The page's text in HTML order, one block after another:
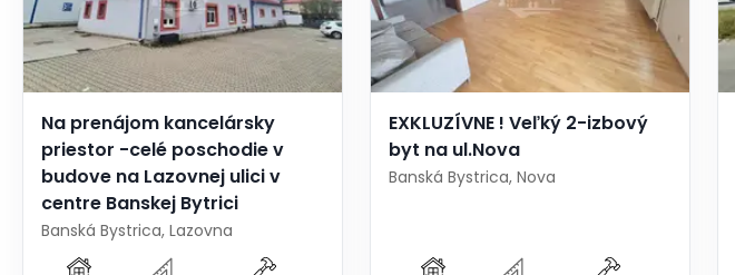
Na prenájom kancelársky
priestor -celé poschodie v
budove na Lazovnej ulici v
centre Banskej Bytrici
Banská Bystrica, Lazovna
EXKLUZÍVNE ! Veľký 2-izbový
byt na ul.Nova
Banská Bystrica, Nova